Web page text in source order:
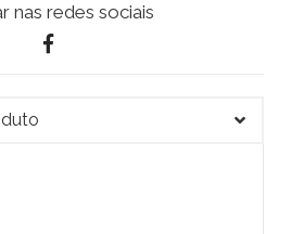
nas redes sociais